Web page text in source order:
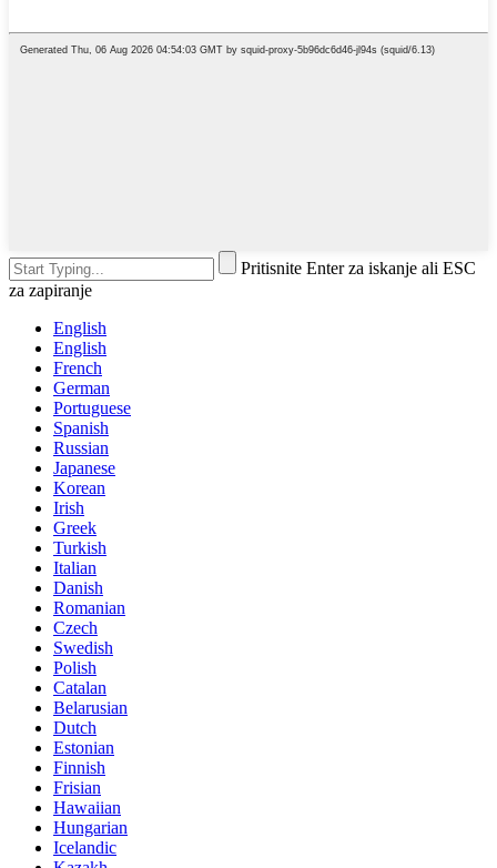
Pritisnite Enter za iskanje ali ESC
za zapiranje
English
English
French
German
Portuguese
Spanish
Russian
Japanese
Korean
Irish
Greek
Turkish
Italian
Danish
Romanian
Czech
Swedish
Polish
Catalan
Belarusian
Dutch
Estonian
Finnish
Frisian
Hawaiian
Hungarian
Icelandic